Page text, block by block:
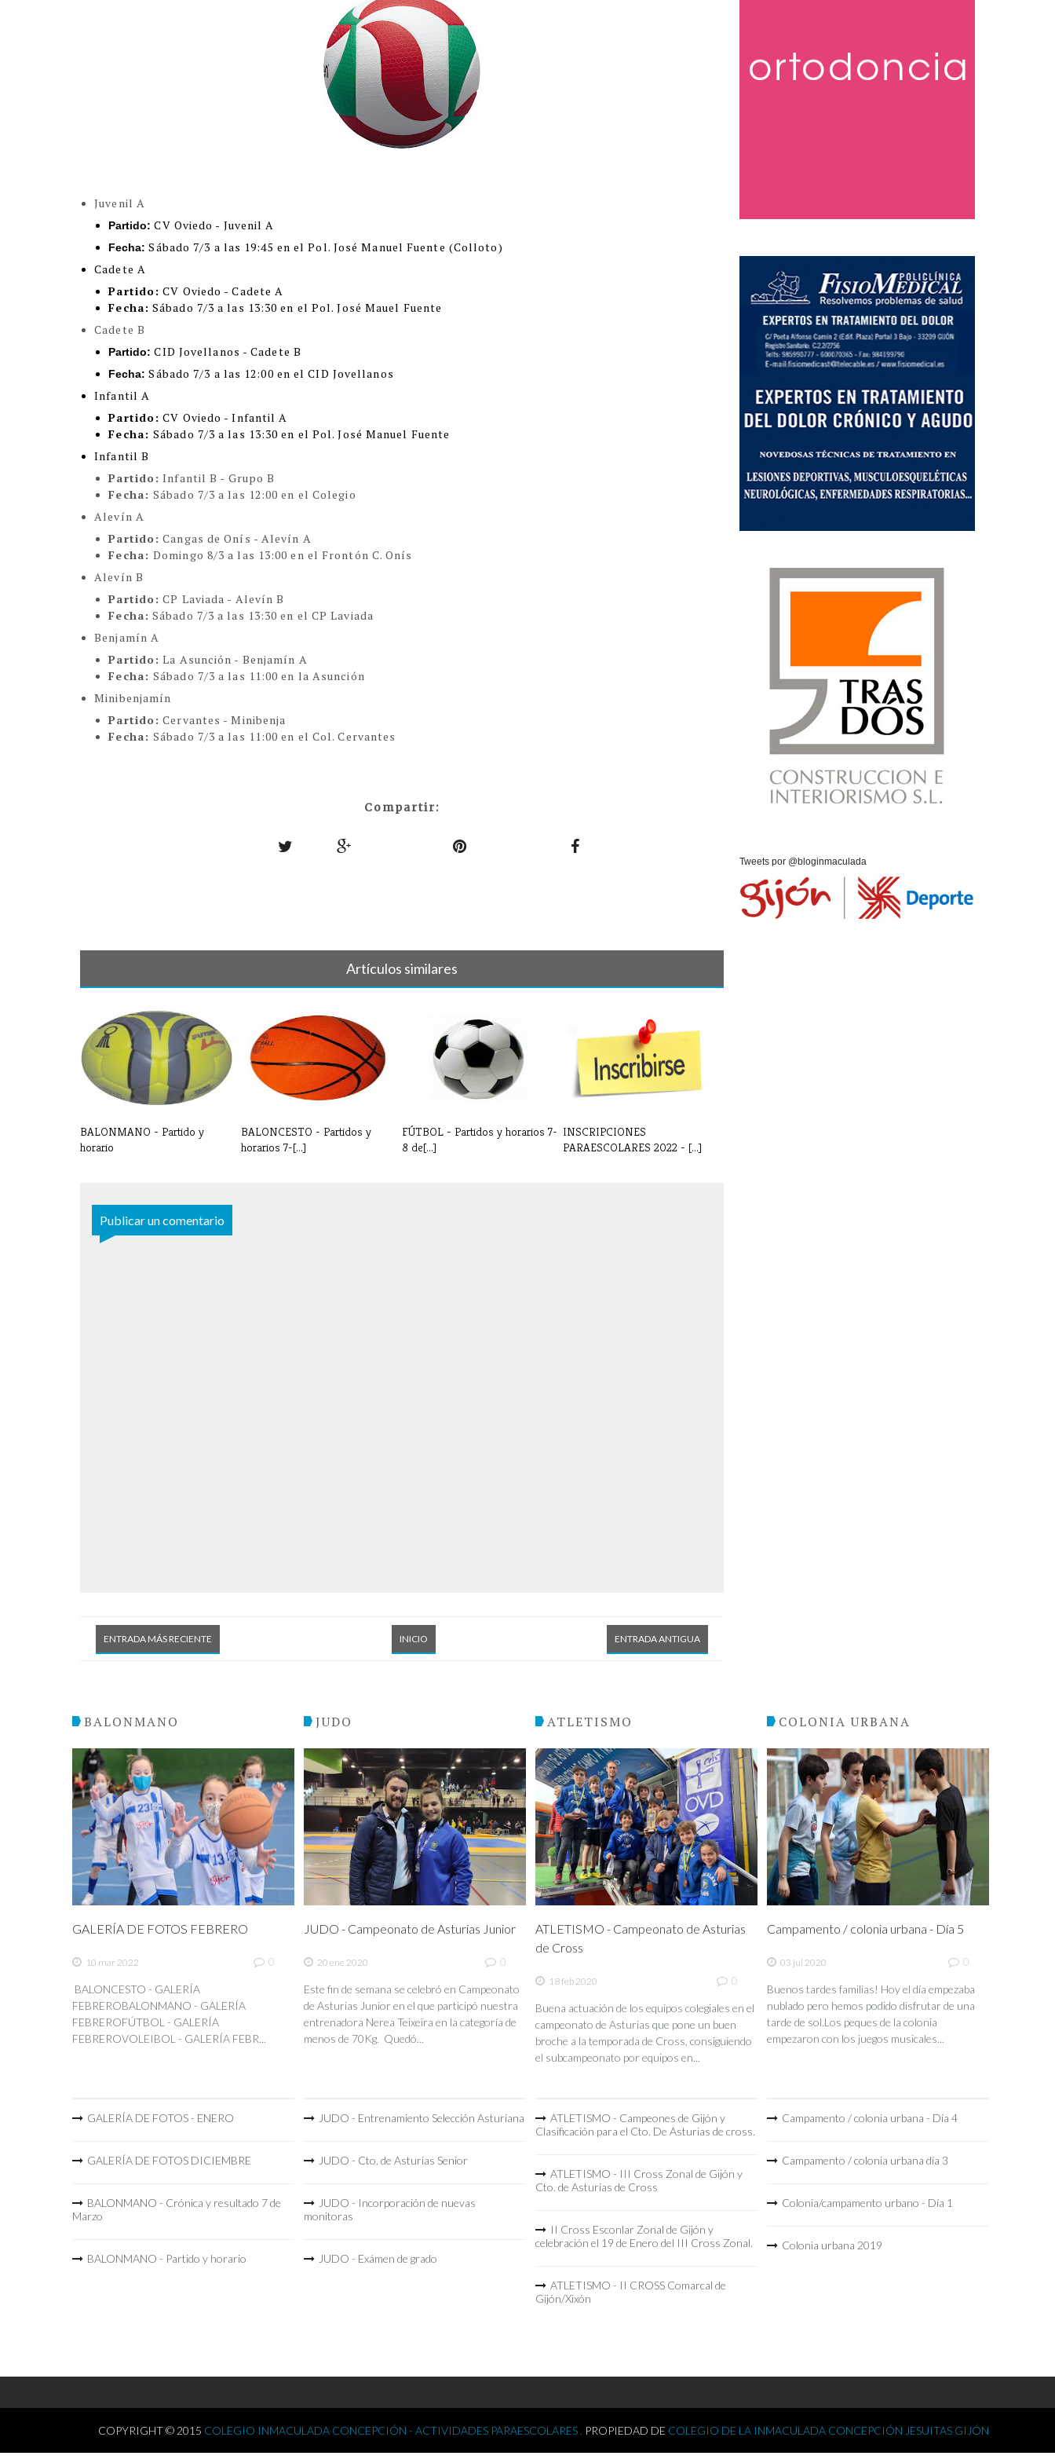
Juvenil A
Partido: CV Oviedo - Juvenil A
Fecha: Sábado 7/3 a las 19:45 en el Pol. José Manuel Fuente (Colloto)
Cadete A
Partido: CV Oviedo - Cadete A
Fecha: Sábado 7/3 a las 13:30 en el Pol. José Mauel Fuente
Cadete B
Partido: CID Jovellanos - Cadete B
Fecha: Sábado 7/3 a las 12:00 en el CID Jovellanos
Infantil A
Partido: CV Oviedo - Infantil A
Fecha:Sábado 7/3 a las 13:30 en el Pol. José Manuel Fuente
Infantil B
Partido: Infantil B - Grupo B
Fecha:Sábado 7/3 a las 12:00 en el Colegio
Alevín A
Partido: Cangas de Onís - Alevín A
Fecha:Domingo 8/3 a las 13:00 en el Frontón C. Onís
Alevín B
Partido: CP Laviada - Alevín B
Fecha: Sábado 7/3 a las 13:30 en el CP Laviada
Benjamín A
Partido: La Asunción - Benjamín A
Fecha:Sábado 7/3 a las 11:00 en la Asunción
Minibenjamín
Partido: Cervantes - Minibenja
Fecha:Sábado 7/3 a las 11:00 en el Col. Cervantes
Compartir:
Artículos similares
BALONMANO - Partido y
horario
BALONCESTO - Partidos y
horarios 7-[...]
FÚTBOL - Partidos y horarios 7-
8 de[...]
INSCRIPCIONES
PARAESCOLARES 2022 - [...]
Publicar un comentario
ENTRADA MÁS RECIENTE ENTRADA ANTIGUA
INICIO
Tweets por @bloginmaculada
BALONMANO
GALERÍA DE FOTOS FEBRERO
10 mar 2022 0
BALONCESTO - GALERÍA
FEBREROBALONMANO - GALERÍA
FEBREROFÚTBOL - GALERÍA
FEBREROVOLEIBOL - GALERÍA FEBR...
GALERÍA DE FOTOS - ENERO
GALERÍA DE FOTOS DICIEMBRE
BALONMANO - Crónica y resultado 7 de
Marzo
BALONMANO - Partido y horario
JUDO
JUDO - Campeonato de Asturias Junior
20 ene 2020 0
Este fin de semana se celebró en Campeonato
de Asturias Junior en el que participó nuestra
entrenadora Nerea Teixeira en la categoría de
menos de 70Kg. Quedó...
JUDO - Entrenamiento Selección Asturiana
JUDO - Cto. de Asturias Senior
JUDO - Incorporación de nuevas
monitoras
JUDO - Exámen de grado
ATLETISMO
ATLETISMO - Campeonato de Asturias
de Cross
18 feb 2020 0
Buena actuación de los equipos colegiales en el
campeonato de Asturias que pone un buen
broche a la temporada de Cross, consiguiendo
el subcampeonato por equipos en...
ATLETISMO - Campeones de Gijón y
Clasificación para el Cto. De Asturias de cross.
ATLETISMO - III Cross Zonal de Gijón y
Cto. de Asturias de Cross
II Cross Esconlar Zonal de Gijón y
celebración el 19 de Enero del III Cross Zonal.
ATLETISMO - II CROSS Comarcal de
Gijón/Xixón
COLONIA URBANA
Campamento / colonia urbana - Día 5
03 jul 2020 0
Buenos tardes familias! Hoy el día empezaba
nublado pero hemos podido disfrutar de una
tarde de sol.Los peques de la colonia
empezaron con los juegos musicales...
Campamento / colonia urbana - Día 4
Campamento / colonia urbana día 3
Colonia/campamento urbano - Día 1
Colonia urbana 2019
COPYRIGHT © 2015 COLEGIO INMACULADA CONCEPCIÓN - ACTIVIDADES PARAESCOLARES . PROPIEDAD DE COLEGIO DE LA INMACULADA CONCEPCIÓN JESUITAS GIJÓN